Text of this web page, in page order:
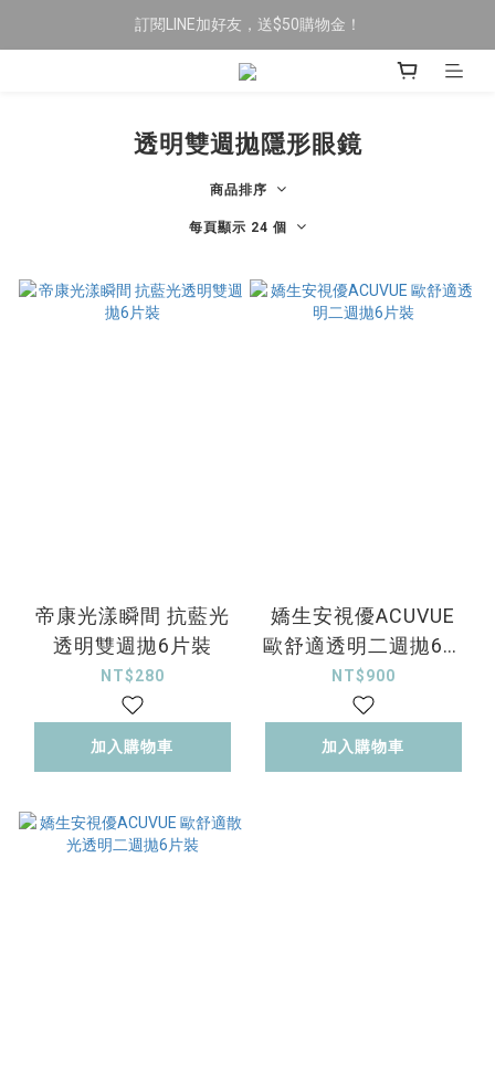
限時全館滿$699免運
訂閱LINE加好友，送$50購物金！
限時全館滿$699免運
透明雙週拋隱形眼鏡
商品排序
每頁顯示 24 個
帝康光漾瞬間 抗藍光
透明雙週拋6片裝
NT$280
加入購物車
嬌生安視優ACUVUE
歐舒適透明二週拋6片
裝
NT$900
加入購物車